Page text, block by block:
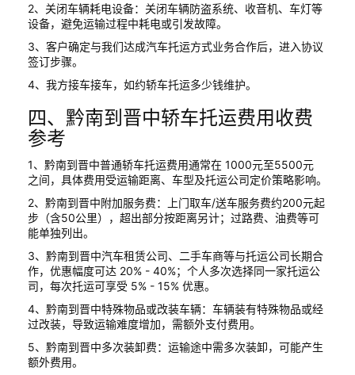
2、关闭车辆耗电设备：关闭车辆防盗系统、收音机、车灯等
设备，避免运输过程中耗电或引发故障。
3、客户确定与我们达成汽车托运方式业务合作后，进入协议
签订步骤。
4、我方接车接车，如约轿车托运多少钱维护。
四、黔南到晋中轿车托运费用收费
参考
1、黔南到晋中普通轿车托运费用通常在 1000元至5500元
之间，具体费用受运输距离、车型及托运公司定价策略影响。
2、黔南到晋中附加服务费：上门取车/送车服务费约200元起
步（含50公里），超出部分按距离另计；过路费、油费等可
能单独列出。
3、黔南到晋中汽车租赁公司、二手车商等与托运公司长期合
作，优惠幅度可达 20% - 40%；个人多次选择同一家托运公
司，每次托运可享受 5% - 15% 优惠。
4、黔南到晋中特殊物品或改装车辆：车辆装有特殊物品或经
过改装，导致运输难度增加，需额外支付费用。
5、黔南到晋中多次装卸费：运输途中需多次装卸，可能产生
额外费用。